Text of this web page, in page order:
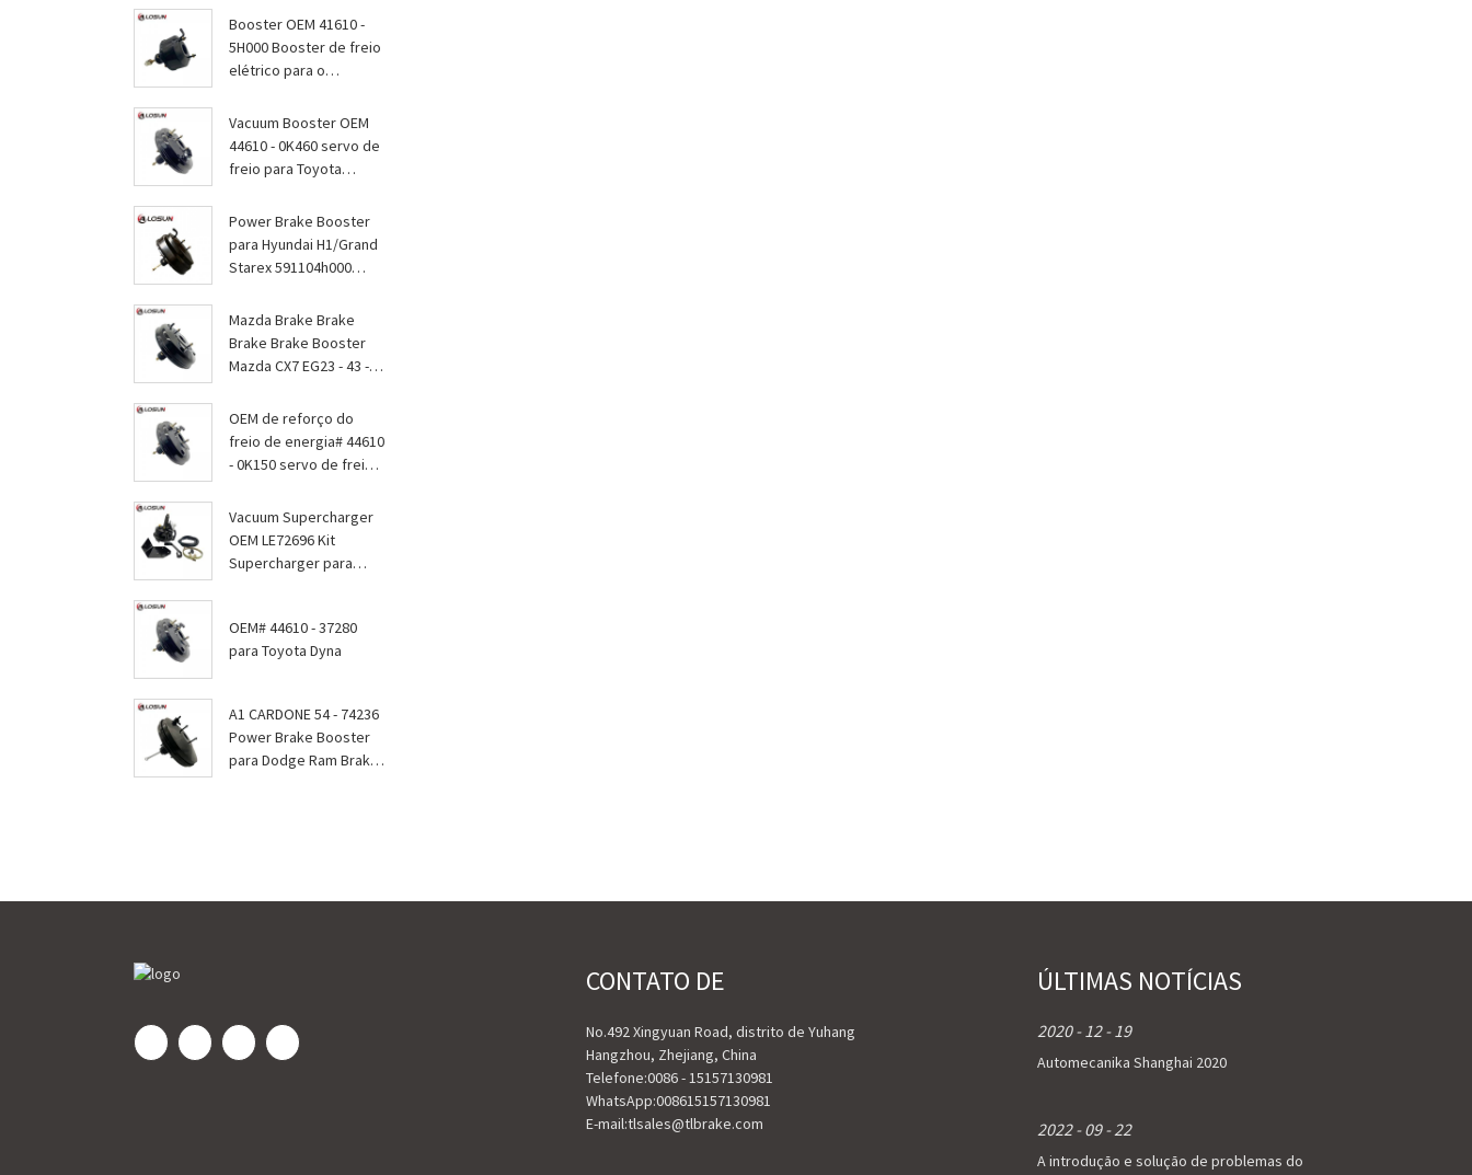
Booster OEM 41610 -
5H000 Booster de freio
elétrico para o
Vacuum Booster OEM
44610 - 0K460 servo de
freio para Toyota
Power Brake Booster
para Hyundai H1/Grand
Starex 591104h000
Mazda Brake Brake
Brake Brake Booster
Mazda CX7 EG23 - 43 -
OEM de reforço do
freio de energia# 44610
- 0K150 servo de freio
Toyota Fortuner
Vacuum Supercharger
OEM LE72696 Kit
Supercharger para
OEM# 44610 - 37280
para Toyota Dyna
A1 CARDONE 54 - 74236
Power Brake Booster
para Dodge Ram Brake
CONTATO DE
No.492 Xingyuan Road, distrito de Yuhang
Hangzhou, Zhejiang, China
Telefone:0086 - 15157130981
WhatsApp:008615157130981
E-mail:tlsales@tlbrake.com
ÚLTIMAS NOTÍCIAS
2020 - 12 - 19
Automecanika Shanghai 2020
2022 - 09 - 22
A introdução e solução de problemas do